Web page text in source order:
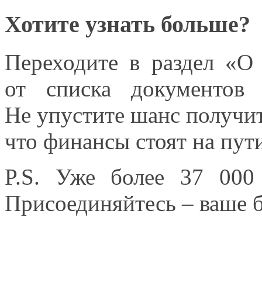
Хотите узнать больше?
Переходитев раздел «О
от списка
Не упустите шанс
что финансы стоят на
P.S. Уже более 37 000
Присоединяйтесь – ваше